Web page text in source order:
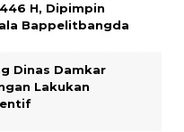
H, Dipimpin
Bappelitbangda
Dinas Damkar
Lakukan